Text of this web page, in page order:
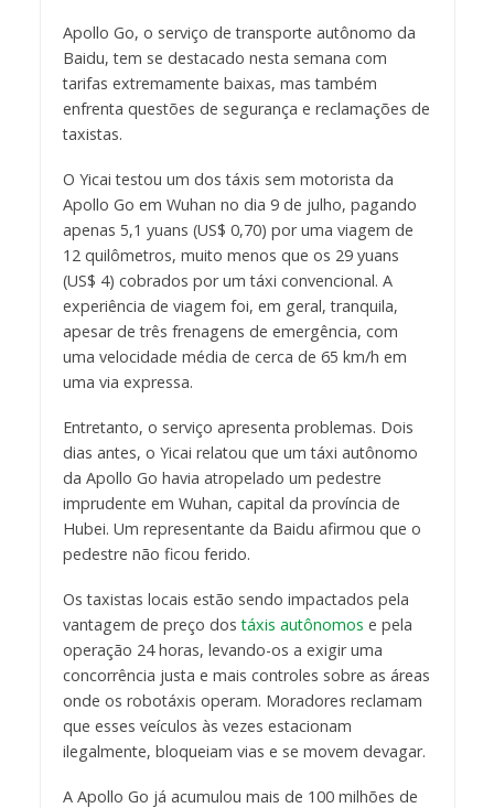
Apollo Go, o serviço de transporte autônomo da
Baidu, tem se destacado nesta semana com
tarifas extremamente baixas, mas também
enfrenta questões de segurança e reclamações de
taxistas.
O Yicai testou um dos táxis sem motorista da
Apollo Go em Wuhan no dia 9 de julho, pagando
apenas 5,1 yuans (US$ 0,70) por uma viagem de
12 quilômetros, muito menos que os 29 yuans
(US$ 4) cobrados por um táxi convencional. A
experiência de viagem foi, em geral, tranquila,
apesar de três frenagens de emergência, com
uma velocidade média de cerca de 65 km/h em
uma via expressa.
Entretanto, o serviço apresenta problemas. Dois
dias antes, o Yicai relatou que um táxi autônomo
da Apollo Go havia atropelado um pedestre
imprudente em Wuhan, capital da província de
Hubei. Um representante da Baidu afirmou que o
pedestre não ficou ferido.
Os taxistas locais estão sendo impactados pela
vantagem de preço dostáxis autônomos e pela
operação 24 horas, levando-os a exigir uma
concorrência justa e mais controles sobre as áreas
onde os robotáxis operam. Moradores reclamam
que esses veículos às vezes estacionam
ilegalmente, bloqueiam vias e se movem devagar.
A Apollo Go já acumulou mais de 100 milhões de